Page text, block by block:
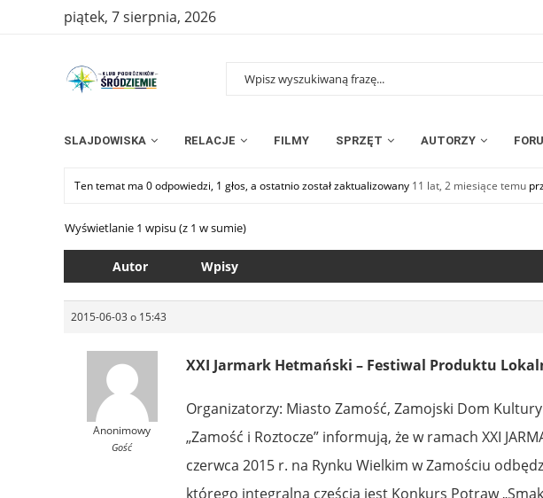
piątek, 7 sierpnia, 2026
SLAJDOWISKA RELACJE FILMY SPRZĘT AUTORZY
Ten temat ma 0 odpowiedzi, 1 głos, a ostatnio został zaktualizowany 11 lat, 2 miesiące temu
Wyświetlanie 1 wpisu (z 1 w sumie)
Autor Wpisy
2015-06-03 o 15:43
Anonimowy
Gość
XXI Jarmark Hetmański – Festiwal Produktu
Organizatorzy: Miasto Zamość, Zamojski Dom
„Zamość i Roztocze” informują, że w ramach XXI
czerwca 2015 r. na Rynku Wielkim w Zamościu
którego integralną częścią jest Konkurs Potraw